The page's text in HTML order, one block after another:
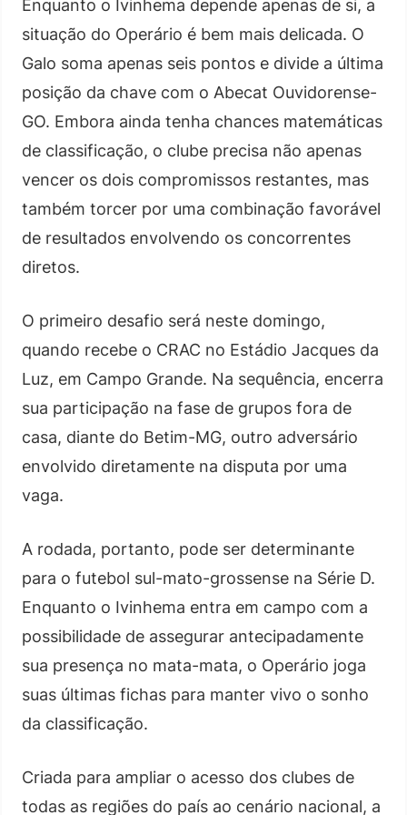
Enquanto o Ivinhema depende apenas de si, a
situação do Operário é bem mais delicada. O
Galo soma apenas seis pontos e divide a última
posição da chave com o Abecat Ouvidorense-
GO. Embora ainda tenha chances matemáticas
de classificação, o clube precisa não apenas
vencer os dois compromissos restantes, mas
também torcer por uma combinação favorável
de resultados envolvendo os concorrentes
diretos.
O primeiro desafio será neste domingo,
quando recebe o CRAC no Estádio Jacques da
Luz, em Campo Grande. Na sequência, encerra
sua participação na fase de grupos fora de
casa, diante do Betim-MG, outro adversário
envolvido diretamente na disputa por uma
vaga.
A rodada, portanto, pode ser determinante
para o futebol sul-mato-grossense na Série D.
Enquanto o Ivinhema entra em campo com a
possibilidade de assegurar antecipadamente
sua presença no mata-mata, o Operário joga
suas últimas fichas para manter vivo o sonho
da classificação.
Criada para ampliar o acesso dos clubes de
todas as regiões do país ao cenário nacional, a